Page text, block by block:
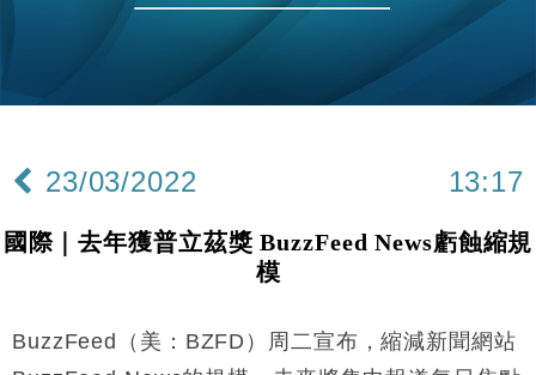
15:47
財經｜恒隆10月換帥 玩具「反」斗城亞洲CEO蔡德
財經｜韓股反覆波動收跌 連挫7周創逾3年最長跌勢
12:44
財經｜日本春季三度入市撐日圓 4月單日斥6.28萬億
11:12
國際｜特朗普料美伊戰事快結束 承認部分彈藥庫存緊
司
23/03/2022 13:17
國際｜去年獲普立茲獎 BuzzFeed News虧蝕縮規
模
BuzzFeed（美：BZFD）周二宣布，縮減新聞網站